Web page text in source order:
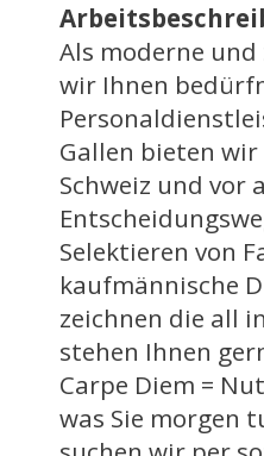
Als moderne
wir Ihnen
Gallen bieten
Schweiz und vor
Selektieren von
kaufmännische
zeichnen die all
stehen Ihnen
Carpe Diem =
was Sie morgen